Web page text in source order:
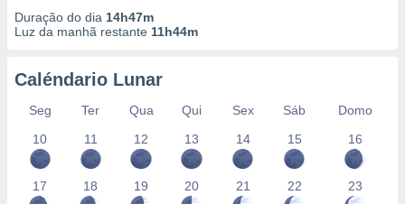
Duração do dia 14h47m
Luz da manhã restante 11h44m
Caléndario Lunar
Seg Ter Qua Qui Sex Sáb
Domo
10
11 12 13 14 15 16
17 18 19 20 21 22 23